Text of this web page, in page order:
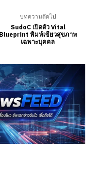
บทความถัดไป
SudoC เปิดตัว Vital
Blueprint พิมพ์เขียวสุขภาพ
เฉพาะบุคคล